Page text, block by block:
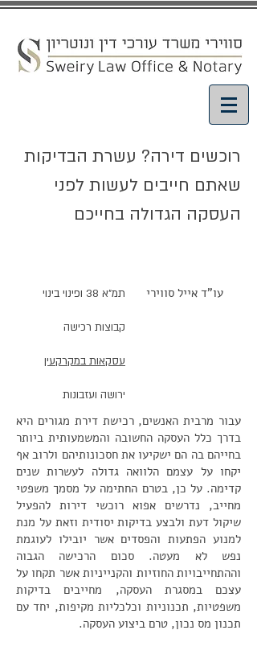
רוכשים דירה? עשרת הבדיקות
שאתם חייבים לעשות לפני
העסקה הגדולה בחייכם
תמ"א 38 ופינוי בינוי
קבוצות רכישה
עסקאות במקרקעין
ירושה ועזבונות
עו"ד אייל סווירי
עבור מרבית האנשים, רכישת דירת מגורים היא
בדרך כלל העסקה החשובה והמשמעותית ביותר
בחייהם בה הם ישקיעו את חסכונותיהם ולרוב אף
יקחו על עצמם הלוואה גדולה לעשרות שנים
קדימה. על כן, בטרם החתימה על מסמך משפטי
מחייב, נדרשים אפוא רוכשי דירות להפעיל
שיקול דעת ולבצע בדיקות יסודית וזאת על מנת
למנוע הפתעות והפסדים אשר יובילו לעוגמת
נפש לא מעטה. סכום הרכישה הגבוה
וההתחייבויות החוזיות והקנייניות אשר תקחו על
עצכם במסגרת העסקה, מחייבים בדיקות
משפטיות, תכנוניות וכלכליות מקיפות, יחד עם
תכנון מס נכון, טרם ביצוע העסקה.